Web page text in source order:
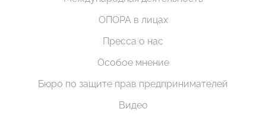
ОПОРА в лицах
Пресса о нас
Особое мнение
Бюро по защите прав предпринимателей
Видео